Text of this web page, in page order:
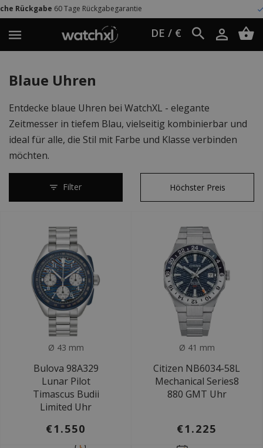
UPS
DE / €
Blaue Uhren
Entdecke blaue Uhren bei WatchXL - elegante
Zeitmesser in tiefem Blau, vielseitig kombinierbar und
ideal für alle, die Stil mit Farbe und Klasse verbinden
möchten.
Filter
Ø 43 mm
Bulova 98A329
Lunar Pilot
Timascus Budii
Limited Uhr
€1.550
Ø 41 mm
Citizen NB6034-58L
Mechanical Series8
880 GMT Uhr
€1.225